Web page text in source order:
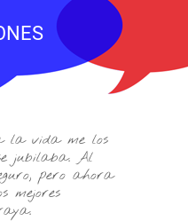
la vida me los
jubilaba. Al
pero ahora
mejores